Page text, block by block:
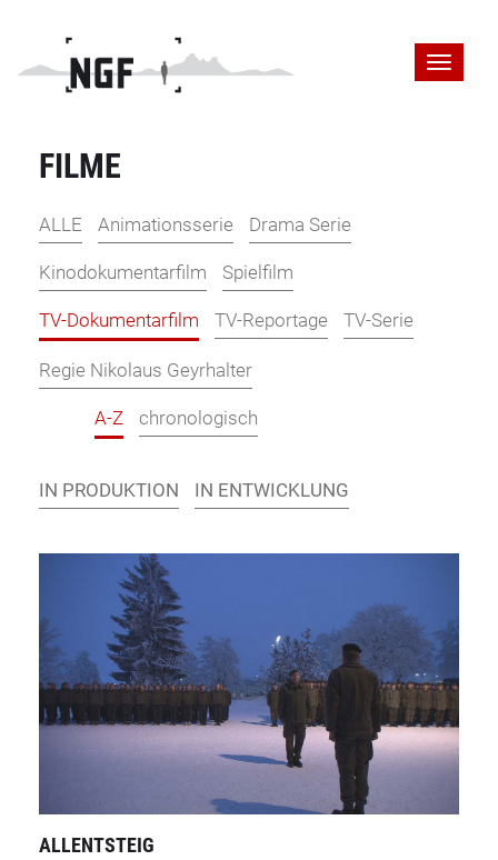
FILME
ALLE Animationsserie Drama Serie
Kinodokumentarfilm Spielfilm
TV-Dokumentarfilm TV-Reportage TV-Serie
Regie Nikolaus Geyrhalter
A-Z chronologisch
IN PRODUKTION IN ENTWICKLUNG
ALLENTSTEIG